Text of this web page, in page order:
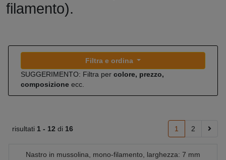
filamento).
Filtra e ordina
SUGGERIMENTO: Filtra per colore, prezzo,
composizione ecc.
risultati 1 - 12 di 16 1 2
Nastro in mussolina, mono-filamento, larghezza: 7 mm